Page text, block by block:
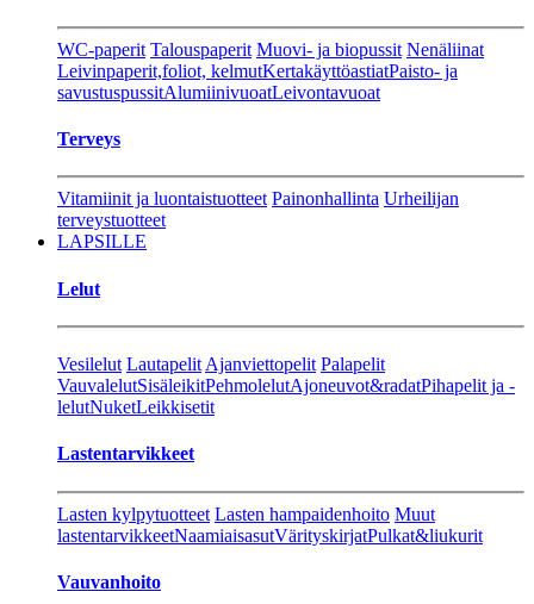
WC-paperit Talouspaperit Muovi- ja biopussit Nenäliinat
Leivinpaperit,foliot, kelmutKertakäyttöastiatPaisto- ja
savustuspussitAlumiinivuoatLeivontavuoat
Terveys
Vitamiinit ja luontaistuotteet Painonhallinta Urheilijan
terveystuotteet
LAPSILLE
Lelut
Vesilelut Lautapelit Ajanviettopelit Palapelit
VauvalelutSisäleikitPehmolelutAjoneuvot&radatPihapelit ja -
lelutNuketLeikkisetit
Lastentarvikkeet
Lasten kylpytuotteet Lasten hampaidenhoito Muut
lastentarvikkeetNaamiaisasutVärityskirjatPulkat&liukurit
Vauvanhoito